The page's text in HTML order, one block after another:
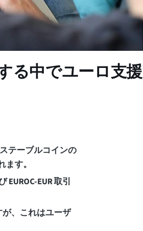
る中でユーロ支援
テーブルコインの
す。
EUR 取引
、これはユーザ